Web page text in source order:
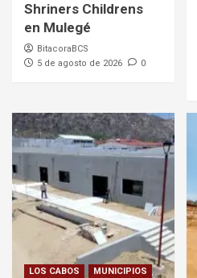
Shriners Childrens
en Mulegé
BitacoraBCS
5 de agosto de 2026
0
LOS CABOS MUNICIPIOS